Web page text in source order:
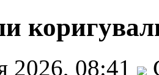
2026, 08:41